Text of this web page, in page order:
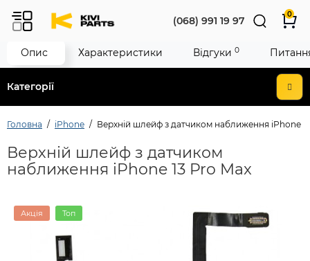
Категорії
(068) 991 19 97
0
Головна iPhone Верхній шлейф з датчиком наближення iPhone
Верхній шлейф з датчиком
наближення iPhone 13 Pro Max
Акція Топ
Опис Характеристики Відгуки 0